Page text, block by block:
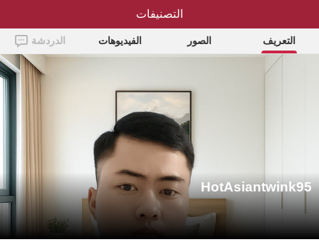
HotAsiantwink95
التعريف الصور الفيديوهات الدردشة
HotAsiantwink95
التصنيفات